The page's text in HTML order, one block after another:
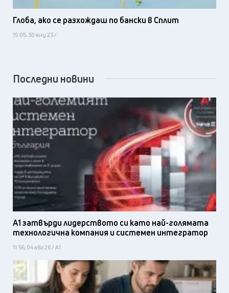
Глоба, ако се разхождаш по бански в Сплит
15:05, 30 яну 23 /
Последни новини
А1 затвърди лидерството си като най-голямата
технологична компания и системен интегратор
11:56, 04 авг 26 / А1